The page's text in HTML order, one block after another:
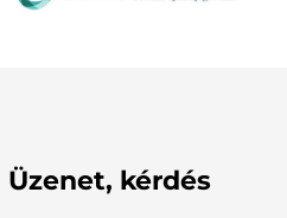
Üzenet, kérdés